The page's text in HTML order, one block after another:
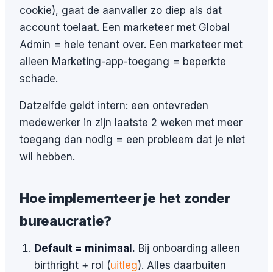
cookie), gaat de aanvaller zo diep als dat
account toelaat. Een marketeer met Global
Admin = hele tenant over. Een marketeer met
alleen Marketing-app-toegang = beperkte
schade.
Datzelfde geldt intern: een ontevreden
medewerker in zijn laatste 2 weken met meer
toegang dan nodig = een probleem dat je niet
wil hebben.
Hoe implementeer je het zonder
bureaucratie?
Default = minimaal. Bij onboarding alleen
birthright + rol (uitleg). Alles daarbuiten